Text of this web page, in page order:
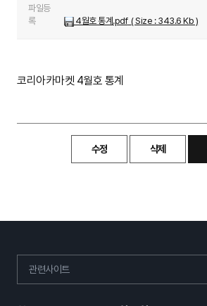
파일등
록
4월호 통계.pdf ( Size : 343.6 Kb )
코리아카마켓 4월호 통계
수정 삭제
관련사이트